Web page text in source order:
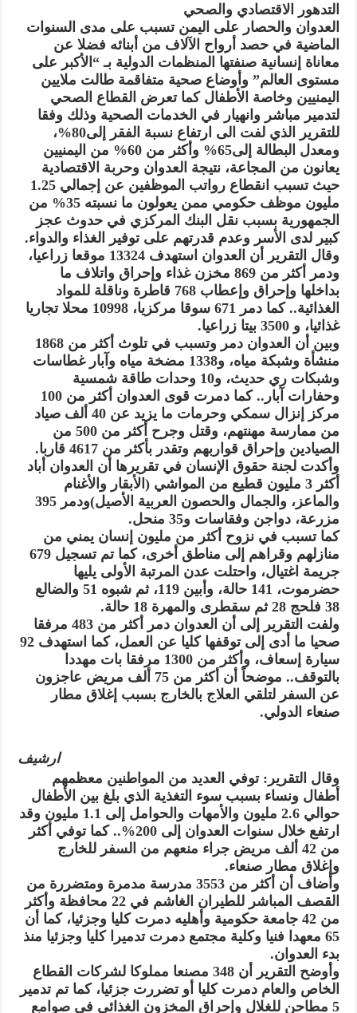
التدهور الاقتصادي والصحي
العدوان والحصار على اليمن تسبب على مدى السنوات
الماضية في حصد أرواح الآلاف من أبنائه فضلا عن
معاناة إنسانية صنفتها المنظمات الدولية بـ “الأكبر على
مستوى العالم” وأوضاع صحية متفاقمة طالت ملايين
اليمنيين وخاصة الأطفال كما تعرض القطاع الصحي
لتدمير مباشر وانهيار في الخدمات الصحية وذلك وفقا
للتقرير الذي لفت الى ارتفاع نسبة الفقر إلى80%،
ومعدل البطالة إلى65% وأكثر من 60% من اليمنيين
يعانون من المجاعة، نتيجة العدوان وحربة الاقتصادية
حيث تسبب انقطاع رواتب الموظفين عن إجمالي 1.25
مليون موظف حكومي ممن يعولون ما نسبته 35% من
الجمهورية بسبب نقل البنك المركزي في حدوث عجز
كبير لدى الأسر وعدم قدرتهم على توفير الغذاء والدواء.
وقال التقرير أن العدوان استهدف 13324 موقعا زراعيا،
ودمر أكثر من 869 مخزن غذاء وإحراق واتلاف ما
بداخلها وإحراق وإعطاب 768 قاطرة وناقلة للمواد
الغذائية.. كما دمر 671 سوقا مركزيا، 10998 محلا تجاريا
غذائيا، و 3500 بيتا زراعيا.
وبين أن العدوان دمر وتسبب في تلوث أكثر من 1868
منشأة وشبكة مياه، و1338 مضخة مياه وآبار غطاسات
وشبكات ري حديث، و10 وحدات طاقة شمسية
وحفارات آبار.. كما دمرت قوى العدوان أكثر من 100
مركز إنزال سمكي وحرمات ما يزيد عن 40 ألف صياد
من ممارسة مهنتهم، وقتل وجرح أكثر من 500 من
الصيادين وإحراق قواربهم وتقدر بأكثر من 4617 قاربا.
وأكدت لجنة حقوق الإنسان في تقريرها أن العدوان أباد
أكثر 3 مليون قطيع من المواشي (الأبقار والأغنام
والماعز، والجمال والحصون العربية الأصيل)ودمر 395
مزرعة، دواجن وفقاسات و35 منحل.
كما تسبب في نزوح أكثر من مليون إنسان يمني من
منازلهم وقراهم إلى مناطق أخرى، كما تم تسجيل 679
جريمة اغتيال، واحتلت عدن المرتبة الأولى يليها
حضرموت، 141 حالة، وأبين 119، ثم شبوه 51 والضالع
38 فلحج 28 ثم سقطرى والمهرة 18 حالة.
ولفت التقرير إلى أن العدوان دمر أكثر من 483 مرفقا
صحيا ما أدى إلى توقفها كليا عن العمل، كما استهدف 92
سيارة إسعاف، وأكثر من 1300 مرفقا بات مهددا
بالتوقف.. موضحاً أن أكثر من 75 ألف مريض عاجزون
عن السفر لتلقي العلاج بالخارج بسبب إغلاق مطار
صنعاء الدولي.
ارشيف
وقال التقرير: توفي العديد من المواطنين معظمهم
أطفال ونساء بسبب سوء التغذية الذي بلغ بين الأطفال
حوالي 2.6 مليون والأمهات والحوامل إلى 1.1 مليون وقد
ارتفع خلال سنوات العدوان إلى 200%.. كما توفي أكثر
من 42 ألف مريض جراء منعهم من السفر للخارج
وإغلاق مطار صنعاء.
وأضاف أن أكثر من 3553 مدرسة مدمرة ومتضررة من
القصف المباشر للطيران الغاشم في 22 محافظة وأكثر
من 42 جامعة حكومية وأهليه دمرت كليا وجزئيا، كما أن
65 معهدا فنيا وكلية مجتمع دمرت تدميرا كليا وجزئيا منذ
بدء العدوان.
وأوضح التقرير أن 348 مصنعا مملوكا لشركات القطاع
الخاص والعام دمرت كليا أو تضررت جزئيا، كما تم تدمير
5 مطاحن للغلال وإحراق المخزون الغذائي في صوامع